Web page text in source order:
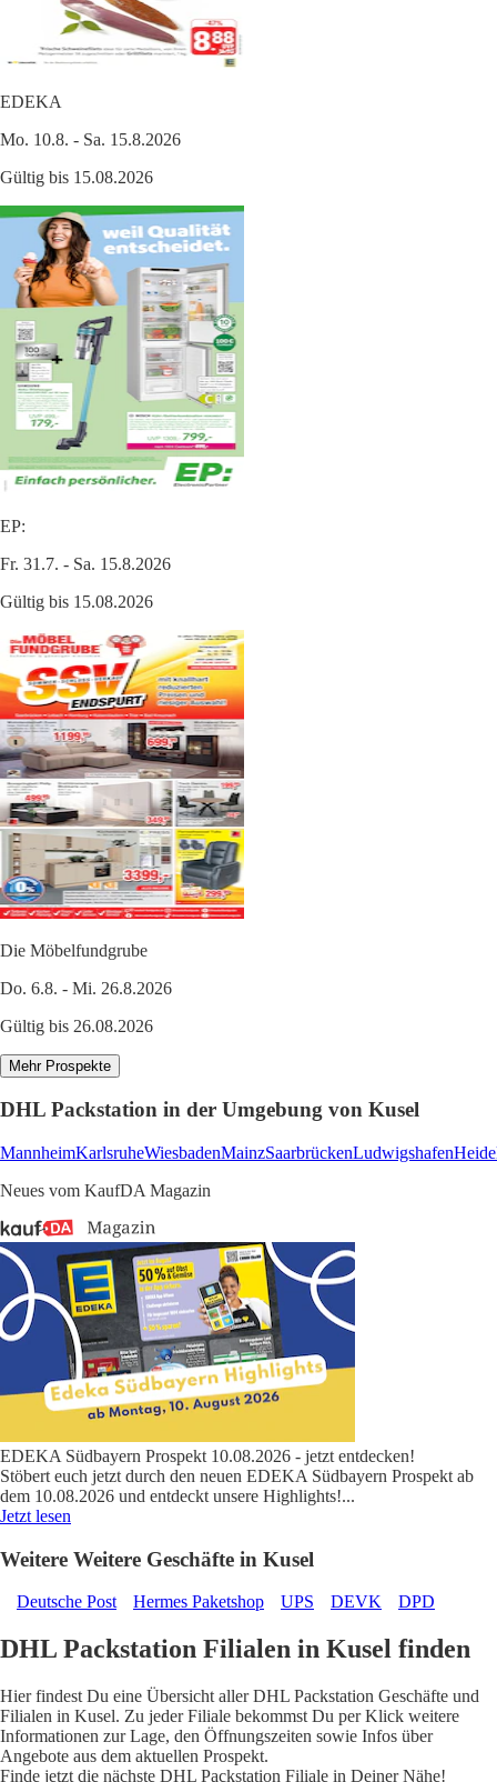
EDEKA
Mo. 10.8. - Sa. 15.8.2026
Gültig bis 15.08.2026
EP:
Fr. 31.7. - Sa. 15.8.2026
Gültig bis 15.08.2026
Die Möbelfundgrube
Do. 6.8. - Mi. 26.8.2026
Gültig bis 26.08.2026
Mehr Prospekte
DHL Packstation in der Umgebung von Kusel
MannheimKarlsruheWiesbadenMainzSaarbrückenLudwigshafen
Neues vom KaufDA Magazin
EDEKA Südbayern Prospekt 10.08.2026 - jetzt entdecken!
Stöbert euch jetzt durch den neuen EDEKA Südbayern Prospekt ab
dem 10.08.2026 und entdeckt unsere Highlights!...
Jetzt lesen
Weitere Weitere Geschäfte in Kusel
Deutsche Post Hermes Paketshop UPS DEVK DPD
DHL Packstation Filialen in Kusel finden
Hier findest Du eine Übersicht aller DHL Packstation Geschäfte und
Filialen in Kusel. Zu jeder Filiale bekommst Du per Klick weitere
Informationen zur Lage, den Öffnungszeiten sowie Infos über
Angebote aus dem aktuellen Prospekt.
Finde jetzt die nächste DHL Packstation Filiale in Deiner Nähe!